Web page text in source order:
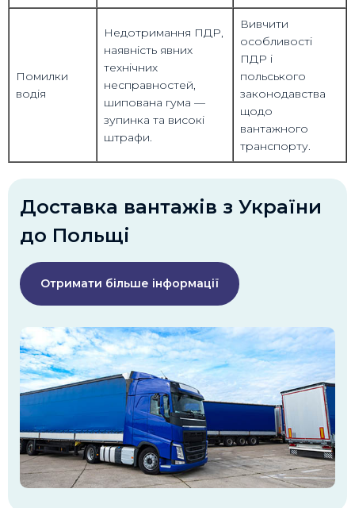
Помилки
водія
Недотримання ПДР,
наявність явних
технічних
несправностей,
шипована гума —
зупинка та високі
штрафи.
Вивчити
особливості
ПДР і
польського
законодавства
щодо
вантажного
транспорту.
Доставка вантажів з України
до Польщі
Отримати більше інформації